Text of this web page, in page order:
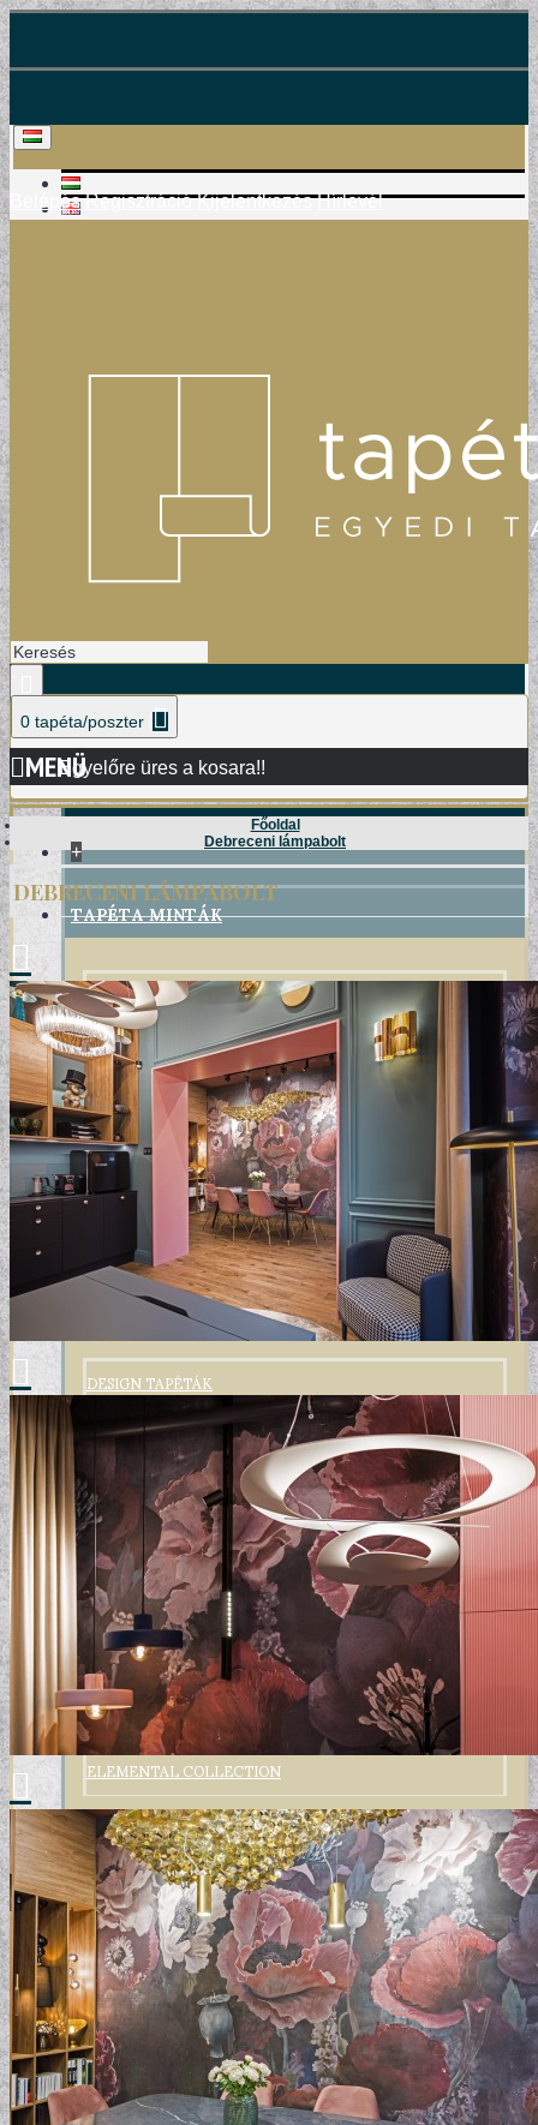
Belépés Regisztráció Kijelentkezés Hírlevél
0 tapéta/poszter
Egyelőre üres a kosara!!
MENÜ
+
TAPÉTA MINTÁK
DAMASK TAPÉTÁK
DESIGN TAPÉTÁK
ELEMENTAL COLLECTION
Főoldal
Debreceni lámpabolt
DEBRECENI LÁMPABOLT